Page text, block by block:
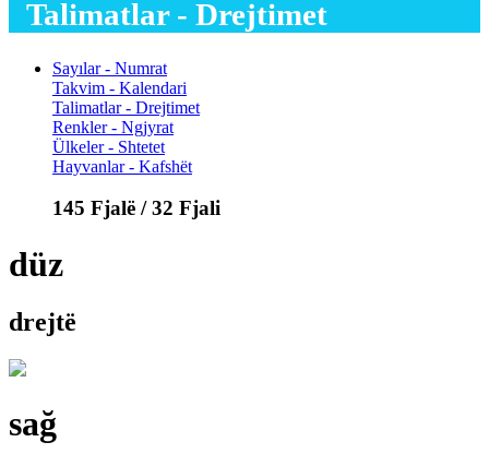
Talimatlar - Drejtimet
Sayılar - Numrat
Takvim - Kalendari
Talimatlar - Drejtimet
Renkler - Ngjyrat
Ülkeler - Shtetet
Hayvanlar - Kafshët
145 Fjalë / 32 Fjali
düz
drejtë
sağ